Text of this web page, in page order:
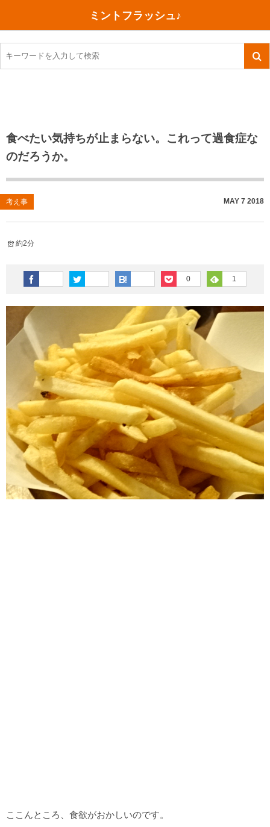
ミントフラッシュ♪
食べたい気持ちが止まらない。これって過食症な
のだろうか。
考え事 MAY 7 2018
約2分
0 1
ここんところ、食欲がおかしいのです。
TOEIC感想・結果
TOEIC800点への道
TOEIC（作戦・ノウハウなど）
TOEIC700点への道
英単語
その他英語関連
今日買った本
ご朱印帳めぐり
川越（埼玉県）
沖縄
神戸
行ってきたあれこれ
旅行関連あれこれ
ファスティング
コスメ
ダイエット
健康あれこれ
美容あれこれ
食べ物
今日の一枚
月、星、宇宙